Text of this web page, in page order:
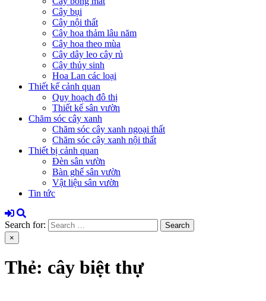
Cây bụi
Cây nội thất
Cây hoa thảm lâu năm
Cây hoa theo mùa
Cây dây leo cây rủ
Cây thủy sinh
Hoa Lan các loại
Thiết kế cảnh quan
Quy hoạch đô thị
Thiết kế sân vườn
Chăm sóc cây xanh
Chăm sóc cây xanh ngoại thất
Chăm sóc cây xanh nội thất
Thiết bị cảnh quan
Đèn sân vườn
Bàn ghế sân vườn
Vật liệu sân vườn
Tin tức
Search for:
×
Thẻ: cây biệt thự